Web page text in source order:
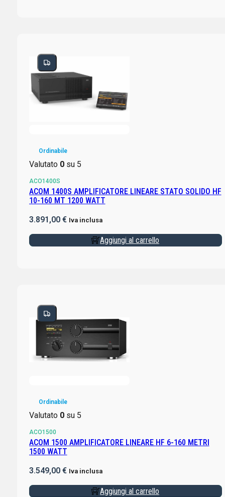
Ordinabile
Valutato 0su 5
ACO1400S
ACOM 1400S AMPLIFICATORE LINEARE STATO SOLIDO HF
10-160 MT 1200 WATT
3.891,00 € Iva inclusa
Aggiungi al carrello
Ordinabile
Valutato 0su 5
ACO1500
ACOM 1500 AMPLIFICATORE LINEARE HF 6-160 METRI
1500 WATT
3.549,00 € Iva inclusa
Aggiungi al carrello